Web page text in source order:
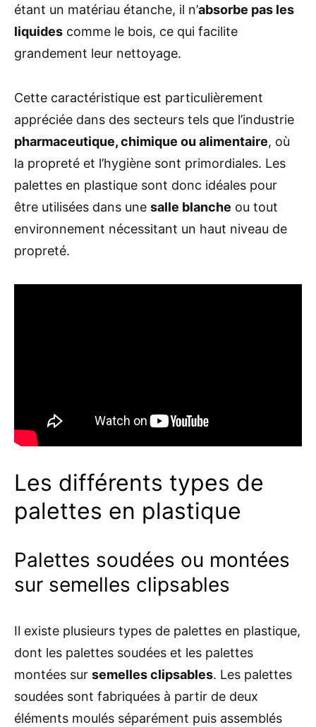
étant un matériau étanche, il n’absorbe pas les
liquides comme le bois, ce qui facilite
grandement leur nettoyage.
Cette caractéristique est particulièrement
appréciée dans des secteurs tels que l’industrie
pharmaceutique, chimique ou alimentaire, où
la propreté et l’hygiène sont primordiales. Les
palettes en plastique sont donc idéales pour
être utilisées dans une salle blanche ou tout
environnement nécessitant un haut niveau de
propreté.
Les différents types de
palettes en plastique
Palettes soudées ou montées
sur semelles clipsables
Il existe plusieurs types de palettes en plastique,
dont les palettes soudées et les palettes
montées sur semelles clipsables. Les palettes
soudées sont fabriquées à partir de deux
éléments moulés séparément puis assemblés